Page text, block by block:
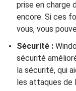
prise en charge
encore. Si ces
vous, vous
Sécurité :
sécurité
la sécurité, qui
les attaques de